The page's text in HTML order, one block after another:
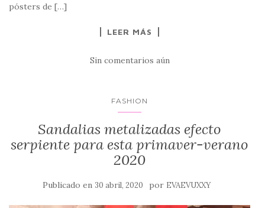
pósters de […]
LEER MÁS
Sin comentarios aún
FASHION
Sandalias metalizadas efecto
serpiente para esta primaver-verano
2020
Publicado en 30 abril, 2020 por EVAEVUXXY